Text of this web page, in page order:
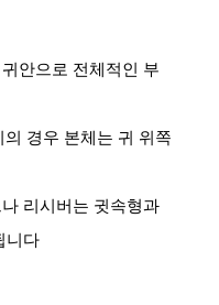
안으로 전체적인 부
경우 본체는 귀 위쪽
리시버는 귓속형과
니다